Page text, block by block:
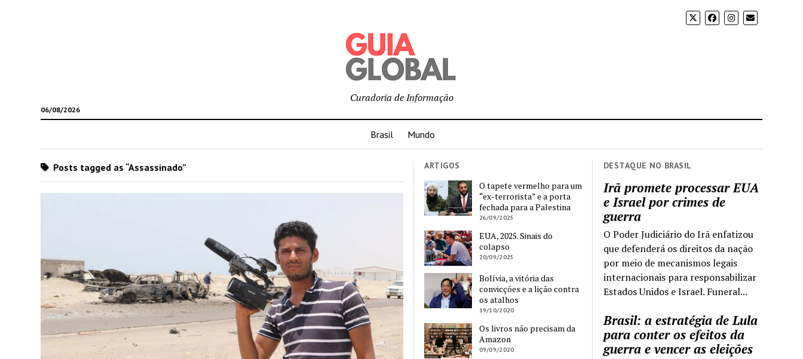
06/08/2026
Curadoria de Informação
Brasil Mundo
DESTAQUE NO BRASIL
Irã promete processar EUA
e Israel por crimes de
guerra
O Poder Judiciário do Irã enfatizou
que defenderá os direitos da nação
por meio de mecanismos legais
internacionais para responsabilizar
Estados Unidos e Israel. Funeral...
Brasil: a estratégia de Lula
para conter os efeitos da
guerra e vencer as eleições
Posts tagged as “Assassinado” ARTIGOS
O tapete vermelho para um
“ex-terrorista” e a porta
fechada para a Palestina
26/09/2025
EUA, 2025. Sinais do
colapso
20/09/2025
Bolívia, a vitória das
convicções e a lição contra
os atalhos
19/10/2020
Os livros não precisam da
Amazon
09/09/2020